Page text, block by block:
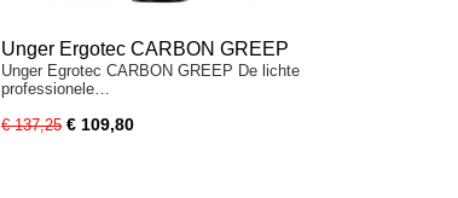
Unger Ergotec CARBON GREEP
Unger Egrotec CARBON GREEP De lichte
professionele…
€ 137,25 € 109,80